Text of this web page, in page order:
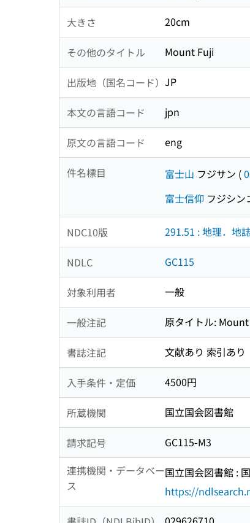
大きさ 20cm
その他のタイトル Mount Fuji
出版地（国名コード） JP
本文の言語コード jpn
原文の言語コード eng
件名標目 富士山 フジサン (
富士信仰 フジシン
NDC10版 291.51 : 地理．地
NDLC GC115
対象利用者 一般
一般注記 原タイトル:
書誌注記 文献あり 索引あり
入手条件・定価 4500円
所蔵機関 国立国会図書館
請求記号
GC115-M3
連携機関・データベー
ス
国立国会図書館 :
https://